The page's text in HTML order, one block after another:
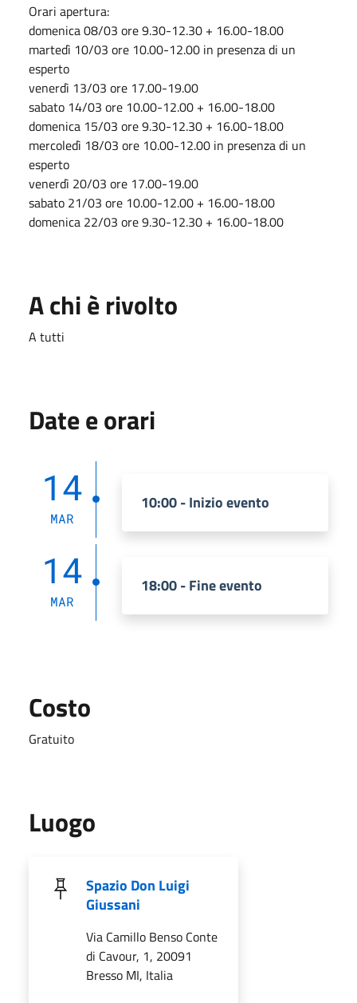
Orari apertura:
domenica 08/03 ore 9.30-12.30 + 16.00-18.00
martedì 10/03 ore 10.00-12.00 in presenza di un
esperto
venerdì 13/03 ore 17.00-19.00
sabato 14/03 ore 10.00-12.00 + 16.00-18.00
domenica 15/03 ore 9.30-12.30 + 16.00-18.00
mercoledì 18/03 ore 10.00-12.00 in presenza di un
esperto
venerdì 20/03 ore 17.00-19.00
sabato 21/03 ore 10.00-12.00 + 16.00-18.00
domenica 22/03 ore 9.30-12.30 + 16.00-18.00
A chi è rivolto
A tutti
Date e orari
14
MAR
10:00 - Inizio evento
14
MAR
18:00 - Fine evento
Costo
Gratuito
Luogo
Spazio Don Luigi
Giussani
Via Camillo Benso Conte
di Cavour, 1, 20091
Bresso MI, Italia